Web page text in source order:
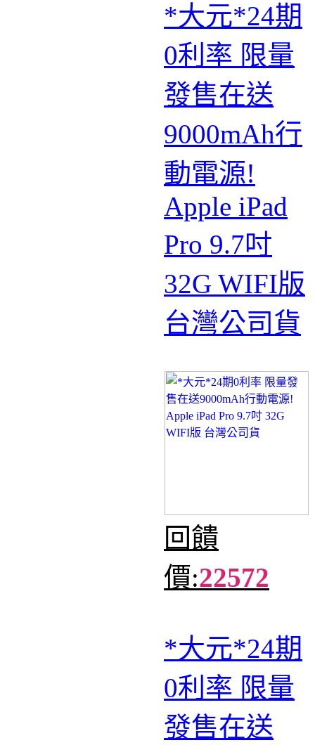
*大元*24期
0利率 限量
發售在送
9000mAh行
動電源!
Apple iPad
Pro 9.7吋
32G WIFI版
台灣公司貨
回饋
價:22572
*大元*24期
0利率 限量
發售在送